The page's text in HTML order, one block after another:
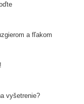
a fľakom
vyšetrenie?